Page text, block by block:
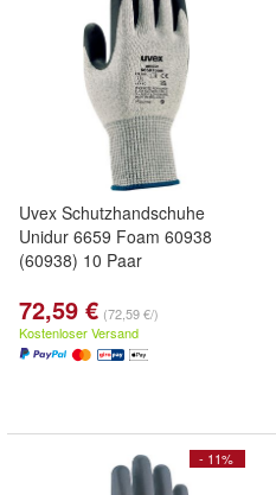
Uvex Schutzhandschuhe
Unidur 6659 Foam 60938
(60938) 10 Paar
72,59 € (72,59 €/)
Kostenloser Versand
- 11%